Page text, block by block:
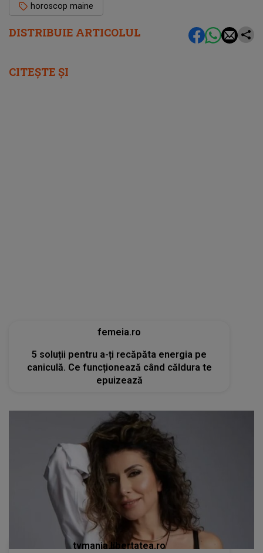
DISTRIBUIE ARTICOLUL
horoscop maine
CITEȘTE ȘI
tvmania.libertatea.ro
Cum arată Carmen Brumă la 49 de ani, deși a
mâncat desert zilnic în vacanță: «Nu e noroc!»
[FOTO]